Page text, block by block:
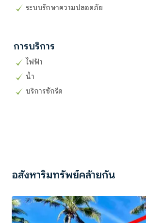
ระบบรักษาความปลอดภัย
การบริการ
ไฟฟ้า
น้ำ
บริการซักรีด
อสังหาริมทรัพย์คล้ายกัน